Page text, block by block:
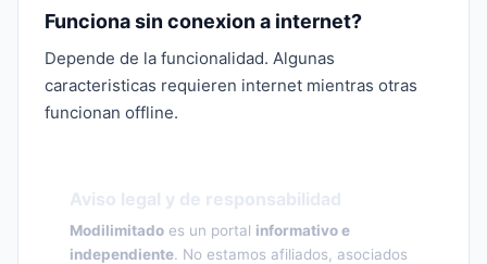
Funciona sin conexion a internet?
Depende de la funcionalidad. Algunas
caracteristicas requieren internet mientras otras
funcionan offline.
Aviso legal y de responsabilidad
Modilimitado es un portal informativo e
independiente. No estamos afiliados, asociados